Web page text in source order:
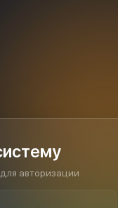
авторизации